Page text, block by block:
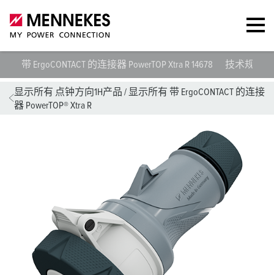
带 ErgoCONTACT 的连接器 PowerTOP Xtra R 14678 技术规范
显示所有 点钟方向1H产品 / 显示所有 带 ErgoCONTACT 的连接
器 PowerTOP® Xtra R